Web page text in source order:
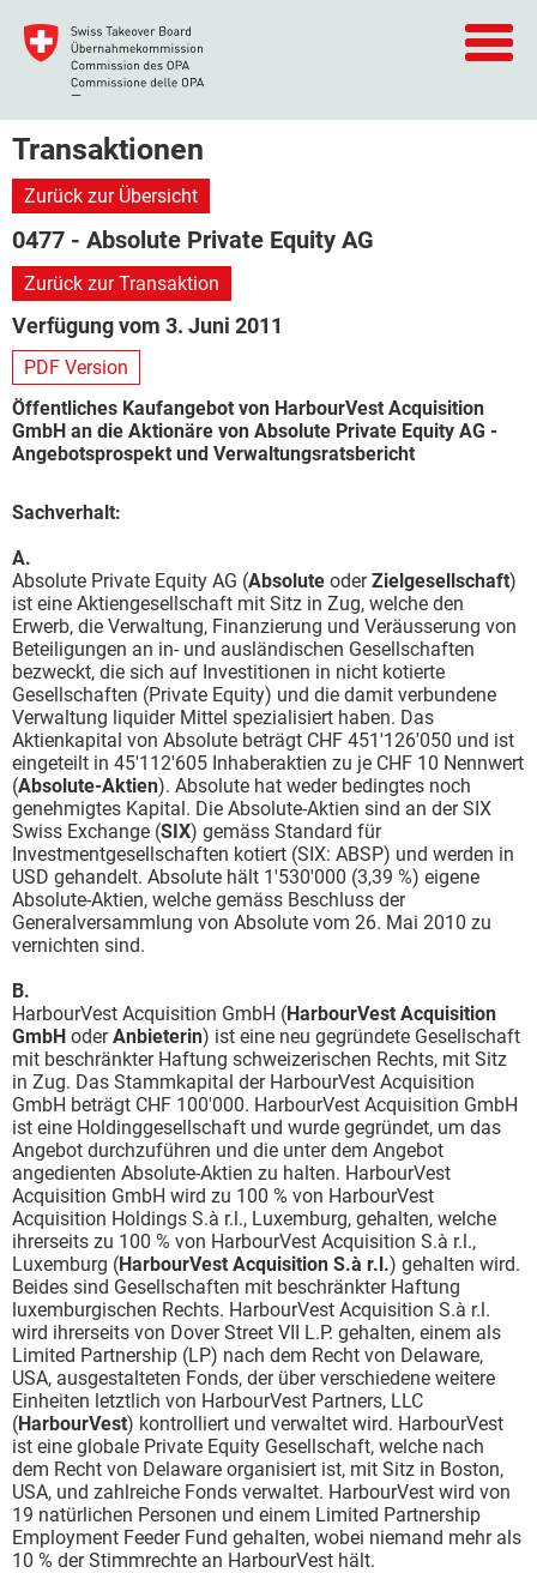
Transaktionen
Zurück zur Übersicht
0477 - Absolute Private Equity AG
Zurück zur Transaktion
Verfügung vom 3. Juni 2011
PDF Version
Öffentliches Kaufangebot von HarbourVest Acquisition
GmbH an die Aktionäre von Absolute Private Equity AG -
Angebotsprospekt und Verwaltungsratsbericht
Sachverhalt:
A.
Absolute Private Equity AG (Absolute oderZielgesellschaft)
ist eine Aktiengesellschaft mit Sitz in Zug, welche den
Erwerb, die Verwaltung, Finanzierung und Veräusserung von
Beteiligungen an in- und ausländischen Gesellschaften
bezweckt, die sich auf Investitionen in nicht kotierte
Gesellschaften (Private Equity) und die damit verbundene
Verwaltung liquider Mittel spezialisiert haben. Das
Aktienkapital von Absolute beträgt CHF 451'126'050 und ist
eingeteilt in 45'112'605 Inhaberaktien zu je CHF 10 Nennwert
(Absolute-Aktien). Absolute hat weder bedingtes noch
genehmigtes Kapital. Die Absolute-Aktien sind an der SIX
Swiss Exchange (SIX) gemäss Standard für
Investmentgesellschaften kotiert (SIX: ABSP) und werden in
USD gehandelt. Absolute hält 1'530'000 (3,39 %) eigene
Absolute-Aktien, welche gemäss Beschluss der
Generalversammlung von Absolute vom 26. Mai 2010 zu
vernichten sind.
B.
HarbourVest Acquisition GmbH (HarbourVest Acquisition
GmbH oderAnbieterin) ist eine neu gegründete Gesellschaft
mit beschränkter Haftung schweizerischen Rechts, mit Sitz
in Zug. Das Stammkapital der HarbourVest Acquisition
GmbH beträgt CHF 100'000. HarbourVest Acquisition GmbH
ist eine Holdinggesellschaft und wurde gegründet, um das
Angebot durchzuführen und die unter dem Angebot
angedienten Absolute-Aktien zu halten. HarbourVest
Acquisition GmbH wird zu 100 % von HarbourVest
Acquisition Holdings S.à r.l., Luxemburg, gehalten, welche
ihrerseits zu 100 % von HarbourVest Acquisition S.à r.l.,
Luxemburg (HarbourVest Acquisition S.à r.l.) gehalten wird.
Beides sind Gesellschaften mit beschränkter Haftung
luxemburgischen Rechts. HarbourVest Acquisition S.à r.l.
wird ihrerseits von Dover Street VII L.P. gehalten, einem als
Limited Partnership (LP) nach dem Recht von Delaware,
USA, ausgestalteten Fonds, der über verschiedene weitere
Einheiten letztlich von HarbourVest Partners, LLC
(HarbourVest) kontrolliert und verwaltet wird. HarbourVest
ist eine globale Private Equity Gesellschaft, welche nach
dem Recht von Delaware organisiert ist, mit Sitz in Boston,
USA, und zahlreiche Fonds verwaltet. HarbourVest wird von
19 natürlichen Personen und einem Limited Partnership
Employment Feeder Fund gehalten, wobei niemand mehr als
10 % der Stimmrechte an HarbourVest hält.